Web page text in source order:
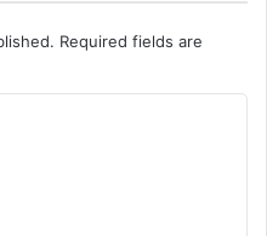
Required fields are